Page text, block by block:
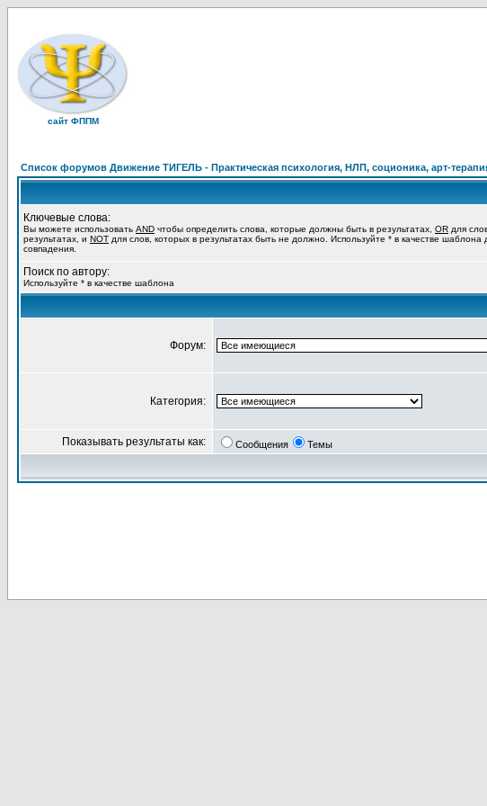
сайт ФППМ
Список форумов Движение ТИГЕЛЬ - Практическая психология, НЛП, соционика, арт-
Ключевые слова:
Вы можете использовать AND чтобы определить слова, которые должны быть в результатах, OR для
результатах, и NOT для слов, которых в результатах быть не должно. Используйте * в качестве шаблона
совпадения.
Поиск по автору:
Используйте * в качестве шаблона
Форум:
Категория:
Показывать результаты как: Сообщения Темы